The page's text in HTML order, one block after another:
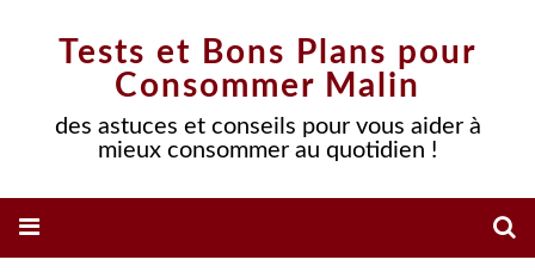
Tests et Bons Plans pour
Consommer Malin
des astuces et conseils pour vous aider à
mieux consommer au quotidien !